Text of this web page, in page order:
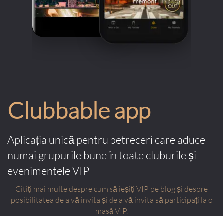
Clubbable app
Aplicația unică pentru petreceri care aduce
numai grupurile bune în toate cluburile și
evenimentele VIP
Citiți mai multe despre cum să ieșiți VIP pe blog și despre
posibilitatea de a vă invita și de a vă invita să participați la o
masă VIP.